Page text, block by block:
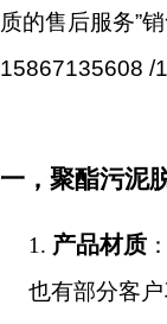
质的售后服务”
15867135608 /
一，聚酯污泥
1. 产品材质
也有部分客